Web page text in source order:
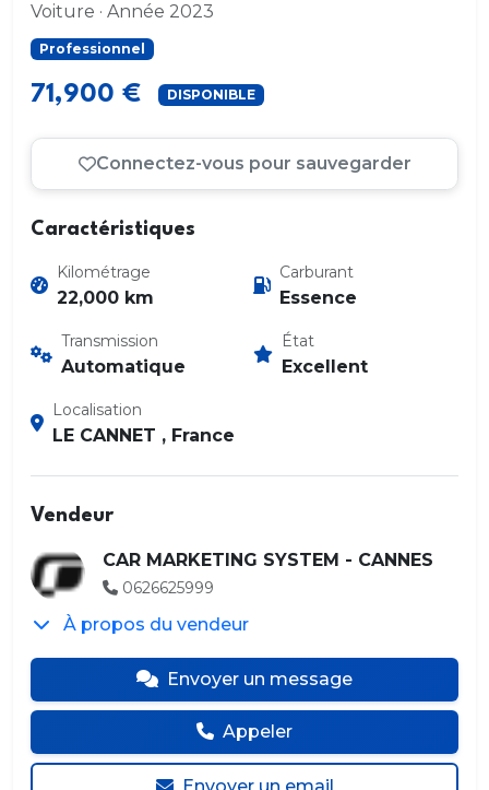
Voiture · Année 2023
Professionnel
71,900 € DISPONIBLE
Connectez-vous pour sauvegarder
Caractéristiques
Kilométrage
22,000 km
Carburant
Essence
Transmission
Automatique
État
Excellent
Localisation
LE CANNET , France
Vendeur
CAR MARKETING SYSTEM - CANNES
0626625999
À propos du vendeur
Envoyer un message
Appeler